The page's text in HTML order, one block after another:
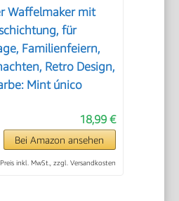
Waffelmaker mit
für
Familienfeiern,
Retro Design,
Mint único
18,99 €
Bei Amazon ansehen
Preis inkl. MwSt., zzgl. Versandkosten